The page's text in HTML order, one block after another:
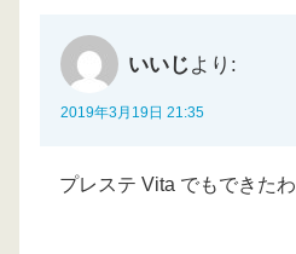
いいじ より:
2019年3月19日 21:35
プレステ Vita でもできたわ